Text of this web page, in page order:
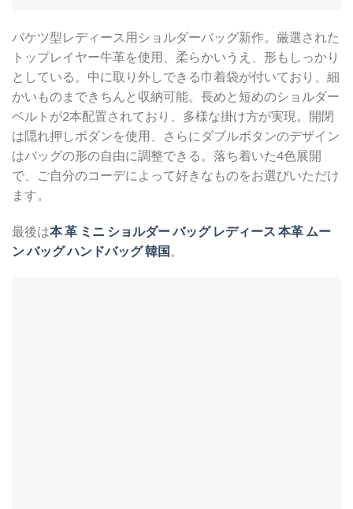
バケツ型レディース用ショルダーバッグ新作。厳選された
トップレイヤー牛革を使用、柔らかいうえ、形もしっかり
としている。中に取り外しできる巾着袋が付いており、細
かいものまできちんと収納可能。長めと短めのショルダー
ベルトが2本配置されており、多様な掛け方が実現。開閉
は隠れ押しボダンを使用、さらにダブルボタンのデザイン
はバッグの形の自由に調整できる。落ち着いた4色展開
で、ご自分のコーデによって好きなものをお選びいただけ
ます。
最後は本 革 ミニ ショルダー バッグ レディース 本革 ムー
ン バッグ ハンドバッグ 韓国。